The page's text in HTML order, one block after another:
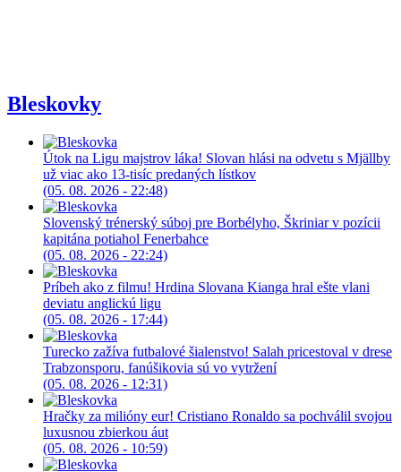
Bleskovky
Útok na Ligu majstrov láka! Slovan hlási na odvetu s Mjällby
už viac ako 13-tisíc predaných lístkov
(05. 08. 2026 - 22:48)
Slovenský trénerský súboj pre Borbélyho, Škriniar v pozícii
kapitána potiahol Fenerbahce
(05. 08. 2026 - 22:24)
Príbeh ako z filmu! Hrdina Slovana Kianga hral ešte vlani
deviatu anglickú ligu
(05. 08. 2026 - 17:44)
Turecko zažíva futbalové šialenstvo! Salah pricestoval v drese
Trabzonsporu, fanúšikovia sú vo vytržení
(05. 08. 2026 - 12:31)
Hračky za milióny eur! Cristiano Ronaldo sa pochválil svojou
luxusnou zbierkou áut
(05. 08. 2026 - 10:59)